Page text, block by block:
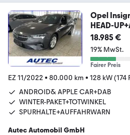
Opel
HEAD-
18.985 €
19% MwSt.
Fairer Preis
EZ 11/2022 • 80.000 km • 128 kW (174
ANDROID& APPLE CAR+DAB
WINTER-PAKET+TOTWINKEL
SPURHALTE+AUFFAHRWARN
Autec Automobil GmbH